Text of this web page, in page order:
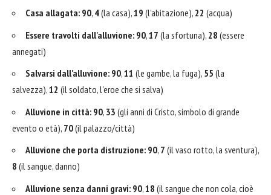
Casa allagata: 90, 4(la casa),19 (l'abitazione), 22 (acqua)
Essere travolti dall'alluvione: 90,17 (la sfortuna), 28 (essere
annegati)
Salvarsi dall'alluvione: 90,11 (le gambe, la fuga), 55 (la
salvezza),12 (il soldato, l'eroe che si salva)
Alluvione in città: 90, 33 (gli anni di Cristo, simbolo di grande
evento o età), 70(il palazzo/città)
Alluvione che porta distruzione: 90, 7 (il vaso rotto, la sventura),
8 (il sangue, danno)
Alluvione senza danni gravi: 90,18 (il sangue che non cola, cioè